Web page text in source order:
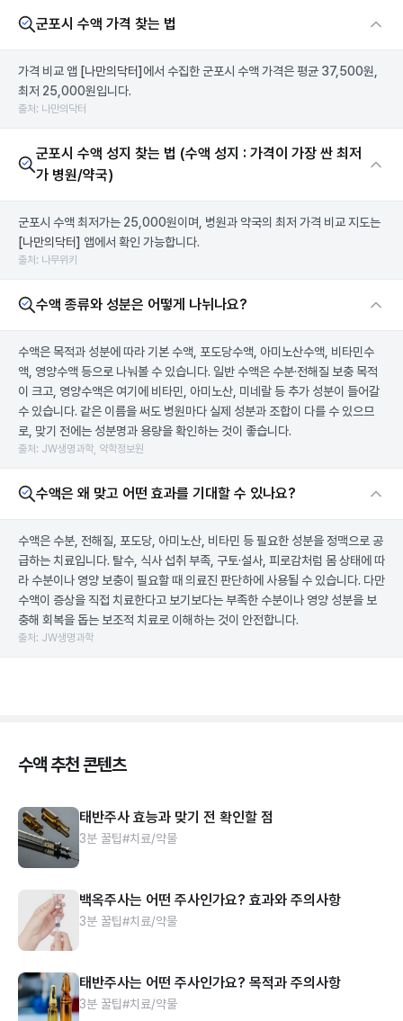
군포시 수액 가격 찾는 법
가격 비교 앱 [나만의닥터] 에서 수집한 군포시 수액 가격은 평균 37,500원,
최저 25,000원입니다.
출처: 나만의닥터
군포시 수액 성지 찾는 법 (수액 성지 : 가격이 가장 싼 최저
가 병원/약국)
군포시 수액 최저가는 25,000원이며, 병원과 약국의 최저 가격 비교 지도는
[나만의닥터] 앱에서 확인 가능합니다.
출처: 나무위키
수액 종류와 성분은 어떻게 나뉘나요?
수액은 목적과 성분에 따라 기본 수액, 포도당수액, 아미노산수액, 비타민수
액, 영양수액 등으로 나눠볼 수 있습니다. 일반 수액은 수분·전해질 보충 목적
이 크고, 영양수액은 여기에 비타민, 아미노산, 미네랄 등 추가 성분이 들어갈
수 있습니다. 같은 이름을 써도 병원마다 실제 성분과 조합이 다를 수 있으므
로, 맞기 전에는 성분명과 용량을 확인하는 것이 좋습니다.
출처: JW생명과학, 약학정보원
수액은 왜 맞고 어떤 효과를 기대할 수 있나요?
수액은 수분, 전해질, 포도당, 아미노산, 비타민 등 필요한 성분을 정맥으로 공
급하는 치료입니다. 탈수, 식사 섭취 부족, 구토·설사, 피로감처럼 몸 상태에 따
라 수분이나 영양 보충이 필요할 때 의료진 판단하에 사용될 수 있습니다. 다만
수액이 증상을 직접 치료한다고 보기보다는 부족한 수분이나 영양 성분을 보
충해 회복을 돕는 보조적 치료로 이해하는 것이 안전합니다.
출처: JW생명과학
수액 추천 콘텐츠
태반주사 효능과 맞기 전 확인할 점
3분 꿀팁#치료/약물
백옥주사는 어떤 주사인가요? 효과와 주의사항
3분 꿀팁#치료/약물
태반주사는 어떤 주사인가요? 목적과 주의사항
3분 꿀팁#치료/약물